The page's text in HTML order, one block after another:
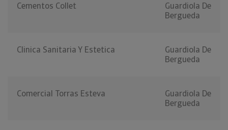
Cementos Collet
Guardiola De
Bergueda
Clinica Sanitaria Y Estetica
Guardiola De
Bergueda
Comercial Torras Esteva
Guardiola De
Bergueda